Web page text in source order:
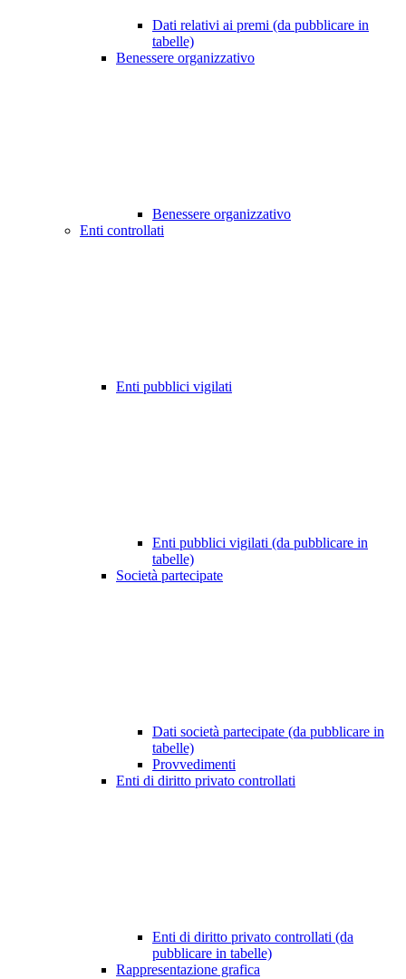
Dati relativi ai premi (da pubblicare in
tabelle)
Benessere organizzativo
Benessere organizzativo
Enti controllati
Enti pubblici vigilati
Enti pubblici vigilati (da pubblicare in
tabelle)
Società partecipate
Dati società partecipate (da pubblicare in
tabelle)
Provvedimenti
Enti di diritto privato controllati
Enti di diritto privato controllati (da
pubblicare in tabelle)
Rappresentazione grafica